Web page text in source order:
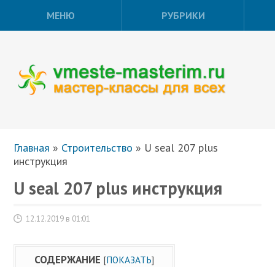
МЕНЮ РУБРИКИ
Главная » Строительство » U seal 207 plus
инструкция
U seal 207 plus инструкция
12.12.2019 в 01:01
СОДЕРЖАНИЕ [ПОКАЗАТЬ]